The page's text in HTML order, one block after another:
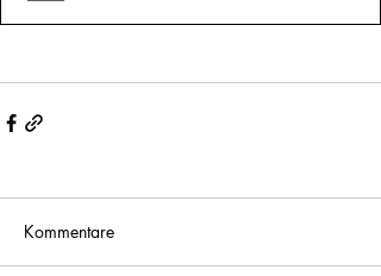
Kommentare